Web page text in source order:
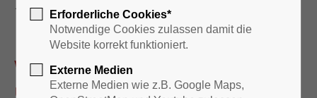
Rathaus & Bürgerservice
Wir sind für Sie da – persönlich
und digital!
Erforderliche Cookies*
Notwendige Cookies zulassen damit die
Website korrekt funktioniert.
Externe Medien
Externe Medien wie z.B. Google Maps,